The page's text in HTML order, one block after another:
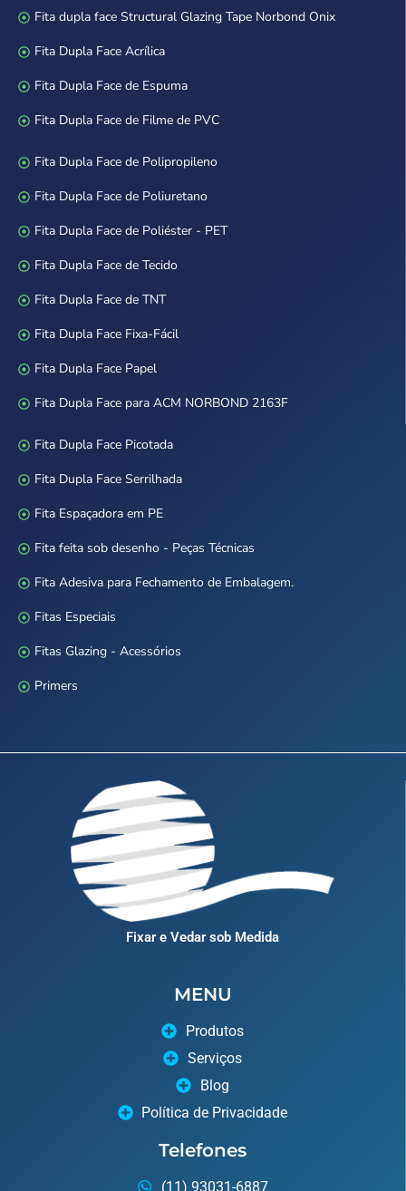
Fita dupla face Structural Glazing Tape Norbond Onix
Fita Dupla Face Acrílica
Fita Dupla Face de Espuma
Fita Dupla Face de Filme de PVC
Fita Dupla Face de Polipropileno
Fita Dupla Face de Poliuretano
Fita Dupla Face de Poliéster - PET
Fita Dupla Face de Tecido
Fita Dupla Face de TNT
Fita Dupla Face Fixa-Fácil
Fita Dupla Face Papel
Fita Dupla Face para ACM NORBOND 2163F
Fita Dupla Face Picotada
Fita Dupla Face Serrilhada
Fita Espaçadora em PE
Fita feita sob desenho - Peças Técnicas
Fita Adesiva para Fechamento de Embalagem.
Fitas Especiais
Fitas Glazing - Acessórios
Primers
Fixar e Vedar sob Medida
MENU
Produtos
Serviços
Blog
Política de Privacidade
Telefones
(11) 93031-6887